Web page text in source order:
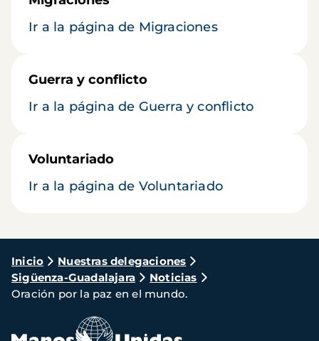
Ir a la página de Migraciones
Guerra y conflicto
Ir a la página de Guerra y conflicto
Voluntariado
Ir a la página de Voluntariado
Ruta
de
navegación
Inicio
Nuestras delegaciones
Sigüenza-Guadalajara
Noticias
Oración por la paz en el mundo.